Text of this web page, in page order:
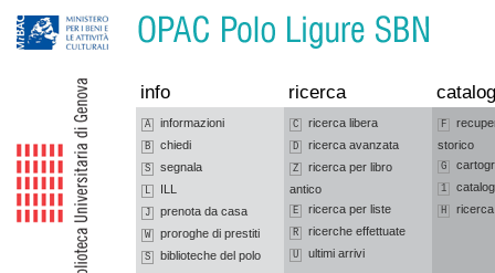
info ricerca
A informazioni
B chiedi
S segnala
L ILL
J prenota da casa
W proroghe di prestiti
S biblioteche del polo
C ricerca libera
D ricerca avanzata
Z
ricerca per libro
antico
E ricerca per liste
R ricerche effettuate
U ultimi arrivi
F
storico
G
1
H ricerca